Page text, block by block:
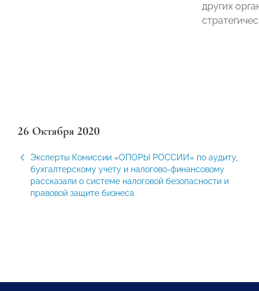
других
26 Октября 2020
Эксперты Комиссии «ОПОРЫ РОССИИ» по аудиту,
бухгалтерскому учету и налогово-финансовому
рассказали о системе налоговой безопасности и
правовой защите бизнеса